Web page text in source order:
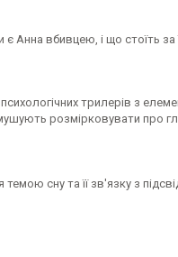
Анна вбивцею, і що стоїть
трилерів з
розмірковувати про
сну та її зв'язку з